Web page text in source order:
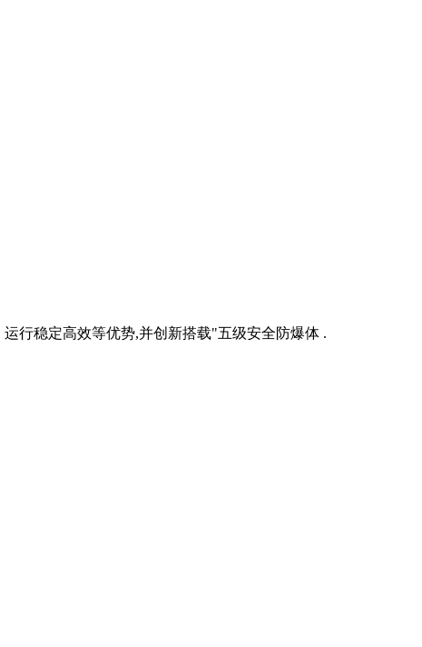
行稳定高效等优势,并创新搭载"五级安全防爆体 .